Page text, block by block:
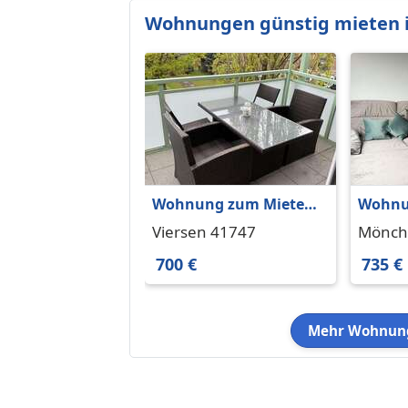
Wohnungen günstig mieten
Wohnung zum Mieten
in Viersen 700 € 54 m²
Viersen 41747
700 €
in
41179
735 €
Mehr